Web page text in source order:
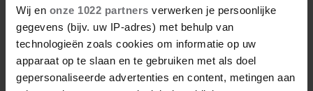
Wij en onze 1022 partners verwerken je persoonlijke
gegevens (bijv. uw IP-adres) met behulp van
technologieën zoals cookies om informatie op uw
apparaat op te slaan en te gebruiken met als doel
gepersonaliseerde advertenties en content, metingen aan